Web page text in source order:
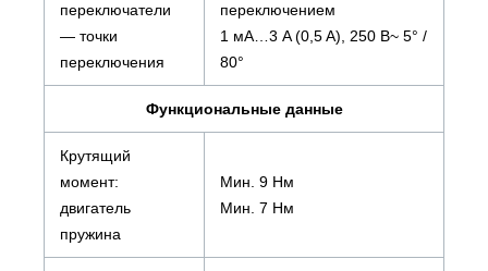
переключатели
— точки
переключения
переключением
1 мА…3 A (0,5 A), 250 В~ 5° /
80°
Функциональные данные
Крутящий
момент:
двигатель
пружина
Мин. 9 Нм
Мин. 7 Нм